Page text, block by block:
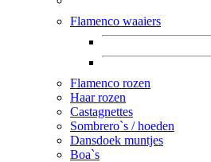
Flamenco waaiers
Flamenco rozen
Haar rozen
Castagnettes
Sombrero`s / hoeden
Dansdoek muntjes
Boa`s